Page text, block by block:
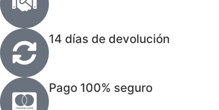
14 días de devolución
Pago 100% seguro